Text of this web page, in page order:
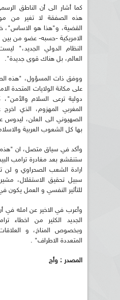
كما أشار الى أن الناطق
هذه الصفقة لا تغير من
القضية، و"هذا هو الاساس"،
الامريكية -حسبه- عضو من بين
النظام الدولي الجديد،"
العالم، بل هناك قوى جديدة".
ووفق ذات المسؤول، "هذه
على مكانة الولايات المتحدة
دولية ترعى السلام
المغربي المهزوم، الذي اخرج
الصهيوني الى العلن، ليدوس
بها كل الشعوب العربية
وأكد في سياق متصل، ان
ستنقشع بعد مغادرة ترامب
ارادة الشعب الصحراوي و لن
سبيل تحقيق الاستقلال،
للتأثير النفسي و العمل يكون
وأعرب في الاخير عن امله في
الجديد الكثير من اخطاء
وبخصوص المناخ، و
المتعددة الاطراف" .
المصدر : وأج